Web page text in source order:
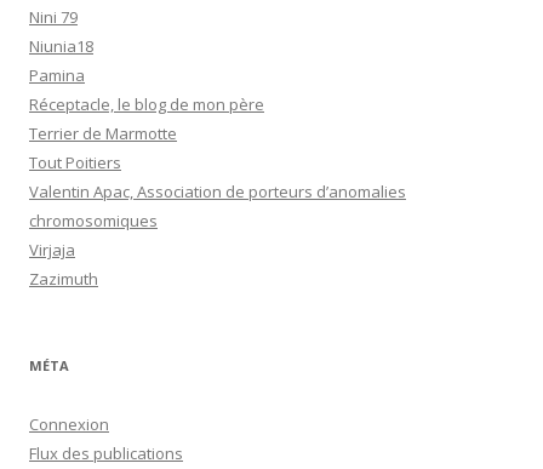
Nini 79
Niunia18
Pamina
Réceptacle, le blog de mon père
Terrier de Marmotte
Tout Poitiers
Valentin Apac, Association de porteurs d’anomalies
chromosomiques
Virjaja
Zazimuth
MÉTA
Connexion
Flux des publications